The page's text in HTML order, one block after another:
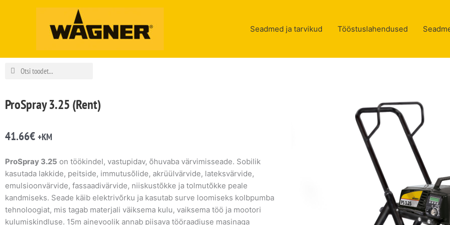
Seadmed ja tarvikud Tööstuslahendused
Search
Search
ProSpray 3.25 (Rent)
41.66€ +KM
ProSpray 3.25 on töökindel, vastupidav, õhuvaba värvimisseade. Sobilik
kasutada lakkide, peitside, immutusõlide, akrüülvärvide, lateksvärvide,
emulsioonvärvide, fassaadivärvide, niiskustõkke ja tolmutõkke peale
kandmiseks. Seade käib elektrivõrku ja kasutab surve loomiseks kolbpumba
tehnoloogiat, mis tagab materjali väiksema kulu, vaiksema töö ja mootori
kulumiskindluse. 15m ainevoolik annab piisava tööraadiuse masinaga